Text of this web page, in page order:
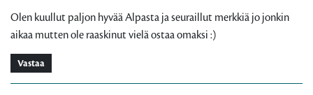
Olen kuullut paljon hyvää Alpasta ja seuraillut merkkiä jo jonkin
aikaa mutten ole raaskinut vielä ostaa omaksi :)
Vastaa